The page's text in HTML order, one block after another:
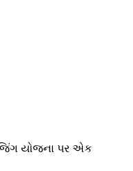
યોજના પર એક